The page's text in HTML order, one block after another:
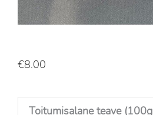
€8.00
Toitumisalane teave